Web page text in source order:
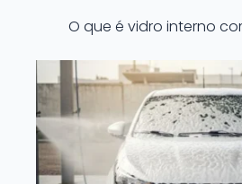
O que é vidro interno